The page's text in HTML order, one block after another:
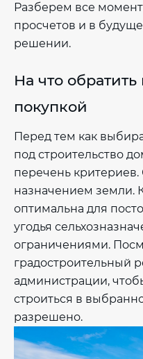
Разберем все
просчетов и в
решении.
На что
покупкой
Перед тем как
под строительство
перечень
назначением земли.
оптимальна для
угодья
ограничениями.
градостроительный
администрации,
строиться в
разрешено.